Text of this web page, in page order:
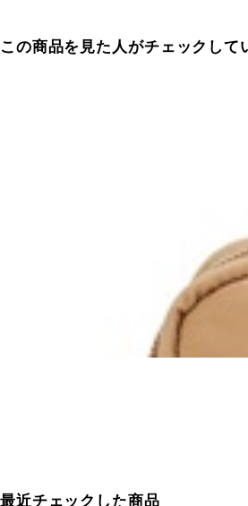
この商品を見た人がチェックして
最近チェックした商品